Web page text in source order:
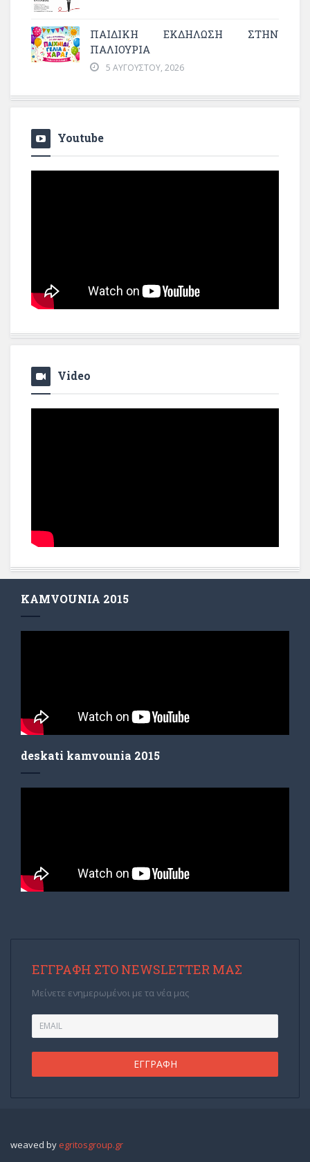
ΠΑΙΔΙΚΗ ΕΚΔΗΛΩΣΗ ΣΤΗΝ
ΠΑΛΙΟΥΡΙΑ
5 ΑΥΓΟΎΣΤΟΥ, 2026
Youtube
Video
KAMVOUNIA 2015
deskati kamvounia 2015
ΕΓΓΡΑΦΉ ΣΤΟ NEWSLETTER ΜΑΣ
Μείνετε ενημερωμένοι με τα νέα μας
weaved by egritosgroup.gr